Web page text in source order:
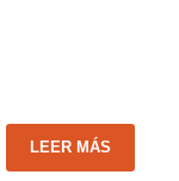
LEER MÁS